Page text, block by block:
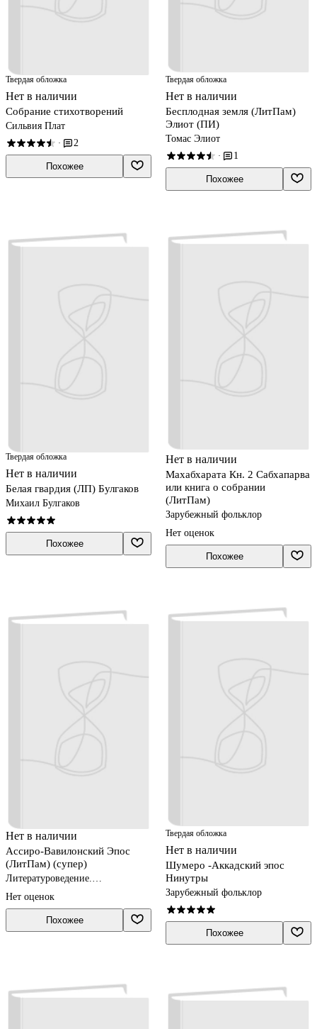
Твердая обложка
Нет в наличии
Собрание стихотворений
Сильвия Плат
· 2
Похожее
Твердая обложка
Нет в наличии
Бесплодная земля (ЛитПам)
Элиот (ПИ)
Томас Элиот
· 1
Похожее
Твердая обложка
Нет в наличии
Белая гвардия (ЛП) Булгаков
Михаил Булгаков
Похожее
Нет в наличии
Махабхарата Кн. 2 Сабхапарва
или книга о собрании
(ЛитПам)
Зарубежный фольклор
Нет оценок
Похожее
Нет в наличии
Ассиро-Вавилонский Эпос
(ЛитПам) (супер)
Литературоведение.
Нет оценок
Похожее
Твердая обложка
Нет в наличии
Шумеро -Аккадский эпос
Нинутры
Зарубежный фольклор
Похожее